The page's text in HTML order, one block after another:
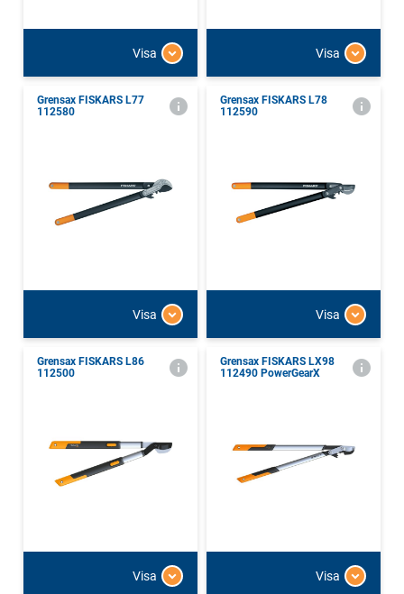
Visa Visa
Grensax FISKARS L77
112580
Visa
Grensax FISKARS L78
112590
Visa
Grensax FISKARS L86
112500
Visa
Grensax FISKARS LX98
112490 PowerGearX
Visa